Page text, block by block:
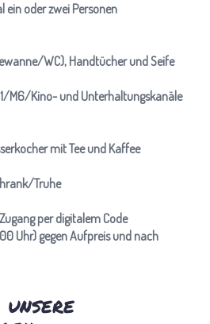
oder zwei Personen
WC), Handtücher und Seife
M6/Kino- und Unterhaltungskanäle
mit Tee und Kaffee
Truhe
per digitalem Code
Uhr) gegen Aufpreis und nach